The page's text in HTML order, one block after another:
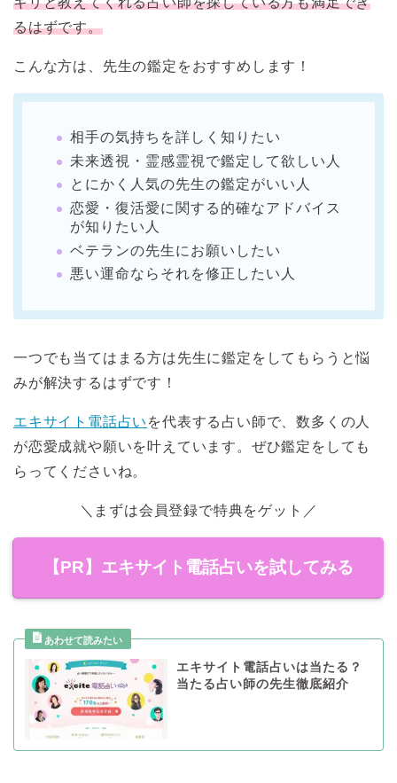
るはずです。
こんな方は、先生の鑑定をおすすめします！
相手の気持ちを詳しく知りたい
未来透視・霊感霊視で鑑定して欲しい人
とにかく人気の先生の鑑定がいい人
恋愛・復活愛に関する的確なアドバイス
が知りたい人
ベテランの先生にお願いしたい
悪い運命ならそれを修正したい人
一つでも当てはまる方は先生に鑑定をしてもらうと悩
みが解決するはずです！
エキサイト電話占い を代表する占い師で、数多くの人
が恋愛成就や願いを叶えています。ぜひ鑑定をしても
らってくださいね。
＼まずは会員登録で特典をゲット／
【PR】エキサイト電話占いを試してみる
エキサイト電話占いは当たる？
当たる占い師の先生徹底紹介